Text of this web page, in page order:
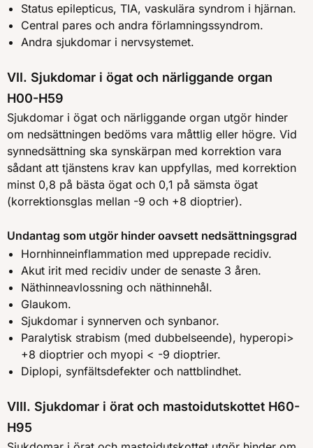
Status epilepticus, TIA, vaskulära syndrom i hjärnan.
Central pares och andra förlamningssyndrom.
Andra sjukdomar i nervsystemet.
VII. Sjukdomar i ögat och närliggande organ
H00-H59
Sjukdomar i ögat och närliggande organ utgör hinder
om nedsättningen bedöms vara måttlig eller högre. Vid
synnedsättning ska synskärpan med korrektion vara
sådant att tjänstens krav kan uppfyllas, med korrektion
minst 0,8 på bästa ögat och 0,1 på sämsta ögat
(korrektionsglas mellan -9 och +8 dioptrier).
Undantag som utgör hinder oavsett nedsättningsgrad
Hornhinneinflammation med upprepade recidiv.
Akut irit med recidiv under de senaste 3 åren.
Näthinneavlossning och näthinnehål.
Glaukom.
Sjukdomar i synnerven och synbanor.
Paralytisk strabism (med dubbelseende), hyperopi>
+8 dioptrier och myopi < -9 dioptrier.
Diplopi, synfältsdefekter och nattblindhet.
VIII. Sjukdomar i örat och mastoidutskottet H60-
H95